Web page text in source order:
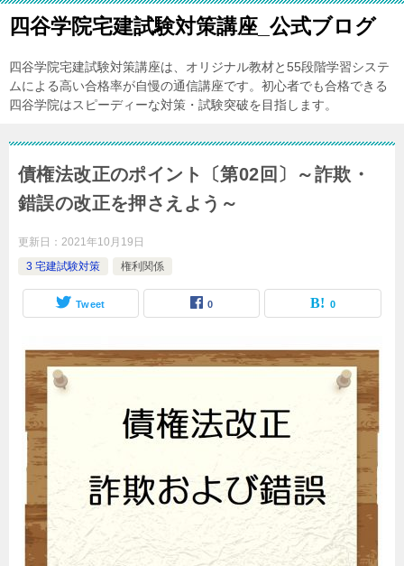
四谷学院宅建試験対策講座_公式ブログ
四谷学院宅建試験対策講座は、オリジナル教材と55段階学習システ
ムによる高い合格率が自慢の通信講座です。初心者でも合格できる
四谷学院はスピーディーな対策・試験突破を目指します。
債権法改正のポイント〔第02回〕～詐欺・
錯誤の改正を押さえよう～
更新日： 2021年10月19日
3 宅建試験対策
権利関係
Tweet 0 0